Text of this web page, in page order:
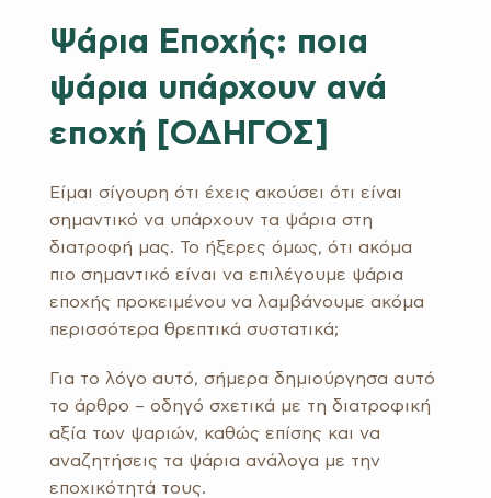
Ψάρια Εποχής: ποια
ψάρια υπάρχουν ανά
εποχή [ΟΔΗΓΟΣ]
Είμαι σίγουρη ότι έχεις ακούσει ότι είναι
σημαντικό να υπάρχουν τα ψάρια στη
διατροφή μας. Το ήξερες όμως, ότι ακόμα
πιο σημαντικό είναι να επιλέγουμε ψάρια
εποχής προκειμένου να λαμβάνουμε ακόμα
περισσότερα θρεπτικά συστατικά;
Για το λόγο αυτό, σήμερα δημιούργησα αυτό
το άρθρο – οδηγό σχετικά με τη διατροφική
αξία των ψαριών, καθώς επίσης και να
αναζητήσεις τα ψάρια ανάλογα με την
εποχικότητά τους.